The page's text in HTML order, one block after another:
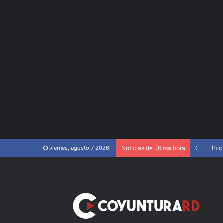
viernes, agosto 7 2026 Noticias de última hora